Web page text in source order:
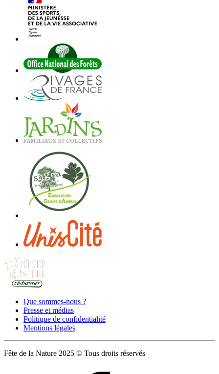
Que sommes-nous ?
Presse et médias
Politique de confidentialité
Mentions légales
Fête de la Nature 2025 © Tous droits réservés